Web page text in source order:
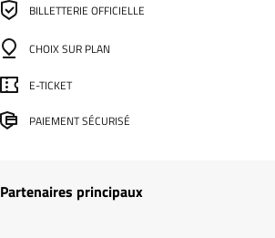
BILLETTERIE OFFICIELLE
CHOIX SUR PLAN
E-TICKET
PAIEMENT SÉCURISÉ
Partenaires principaux